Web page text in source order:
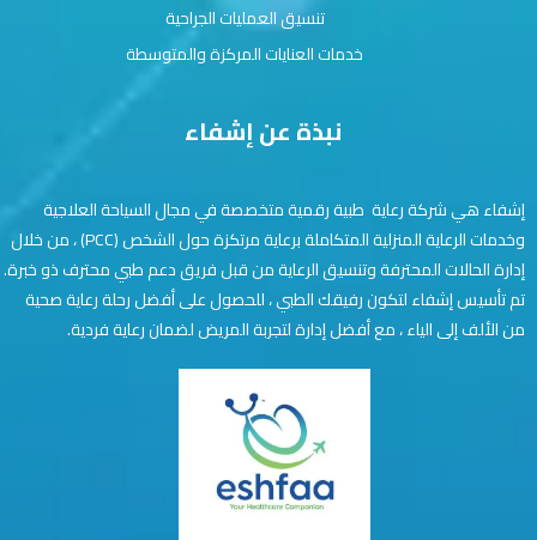
نبذة عن إشفاء
إشفاء هي شركة رعاية طبية رقمية متخصصة في مجال السياحة العلاجية
وخدمات الرعاية المنزلية المتكاملة برعاية مرتكزة حول الشخص (PCC) ، من خلال
إدارة الحالات المحترفة وتنسيق الرعاية من قبل فريق دعم طبي محترف ذو خبرة.
تم تأسيس إشفاء لتكون رفيقك الطبي ، للحصول على أفضل رحلة رعاية صحية
من الألف إلى الياء ، مع أفضل إدارة لتجربة المريض لضمان رعاية فردية.
تنسيق العمليات الجراحية
خدمات العنايات المركزة والمتوسطة